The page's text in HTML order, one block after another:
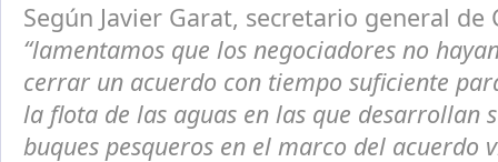
Según Javier Garat, secretario general de
“lamentamos que los negociadores no
cerrar un acuerdo con tiempo suficiente
la flota de las aguas en las que desarrollan
buques pesqueros en el marco del acuerdo